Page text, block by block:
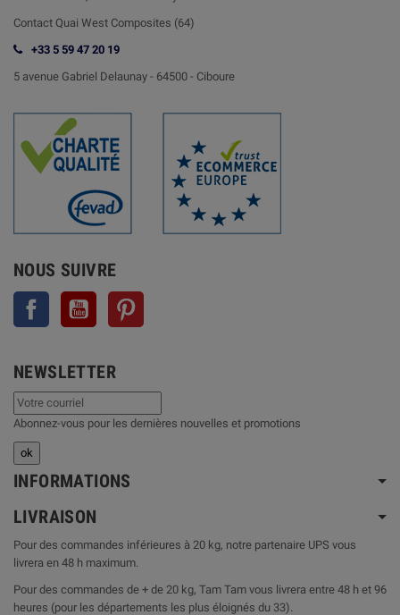
Contact Quai West Composites (64)
+33 5 59 47 20 19
5 avenue Gabriel Delaunay - 64500 - Ciboure
NOUS SUIVRE
Facebook YouTube
NEWSLETTER
Abonnez-vous pour les dernières nouvelles et promotions
INFORMATIONS
LIVRAISON
Pour des commandes inférieures à 20 kg, notre partenaire UPS vous
livrera en 48 h maximum.
Pour des commandes de + de 20 kg, Tam Tam vous livrera entre 48 h et 96
heures (pour les départements les plus éloignés du 33).